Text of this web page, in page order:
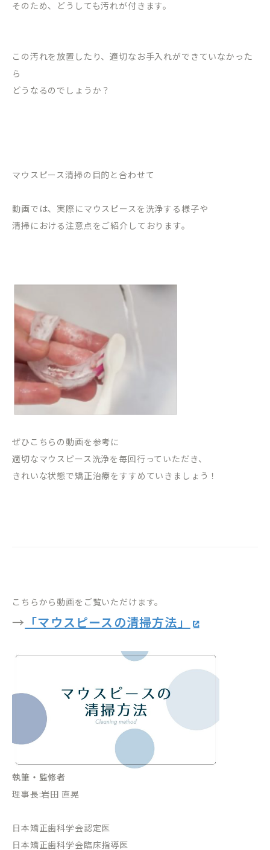
そのため、どうしても汚れが付きます。
この汚れを放置したり、適切なお手入れができていなかった
ら
どうなるのでしょうか？
マウスピース清掃の目的と合わせて
動画では、実際にマウスピースを洗浄する様子や
清掃における注意点をご紹介しております。
ぜひこちらの動画を参考に
適切なマウスピース洗浄を毎回行っていただき、
きれいな状態で矯正治療をすすめていきましょう！
こちらから動画をご覧いただけます。
→ 「マウスピースの清掃方法」
執筆・監修者
理事長:岩田 直晃
日本矯正歯科学会認定医
日本矯正歯科学会臨床指導医